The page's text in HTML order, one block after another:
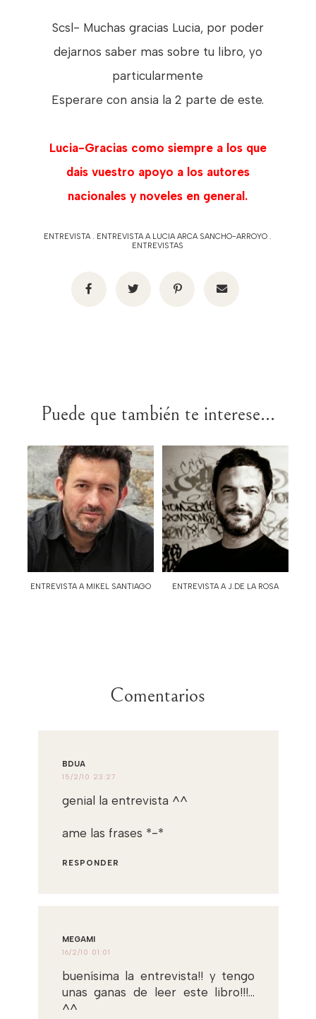
Scsl- Muchas gracias Lucia, por poder
dejarnos saber mas sobre tu libro, yo
particularmente
Esperare con ansia la 2 parte de este.
Lucia-Gracias como siempre a los que
dais vuestro apoyo a los autores
nacionales y noveles en general.
ENTREVISTA. ENTREVISTA A LUCIA ARCA SANCHO-ARROYO .
ENTREVISTAS
Puede que también te interese...
ENTREVISTA A MIKEL SANTIAGO ENTREVISTA A J.DE LA ROSA
Comentarios
BDUA
15/2/10 23:27
genial la entrevista ^^
ame las frases *-*
RESPONDER
MEGAMI
16/2/10 01:01
buenísima la entrevista!! y tengo
unas ganas de leer este libro!!!...
^^